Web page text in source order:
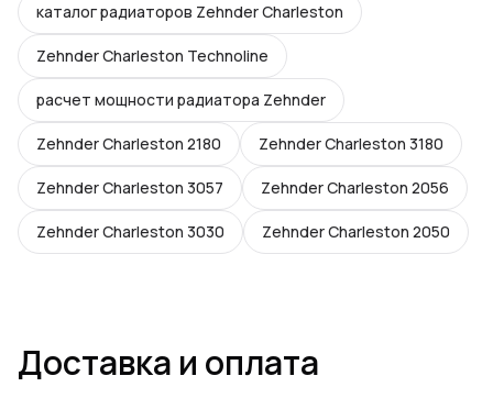
каталог радиаторов Zehnder Charleston
Zehnder Charleston Technoline
расчет мощности радиатора Zehnder
Zehnder Charleston 2180 Zehnder Charleston 3180
Zehnder Charleston 3057 Zehnder Charleston 2056
Zehnder Charleston 3030 Zehnder Charleston 2050
Доставка и оплата